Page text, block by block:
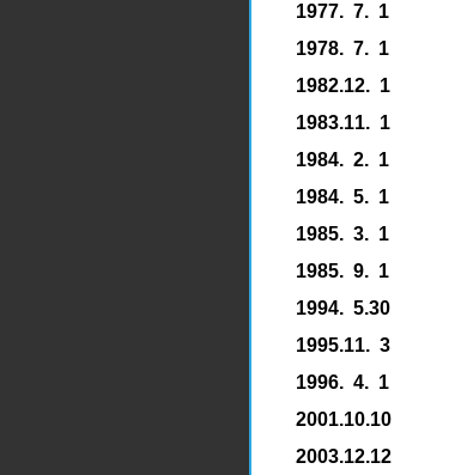
1977. 7. 1
1978. 7. 1
1982.12. 1
1983.11. 1
1984. 2. 1
1984. 5. 1
1985. 3. 1
1985. 9. 1
1994. 5.30
1995.11. 3
1996. 4. 1
2001.10.10
2003.12.12